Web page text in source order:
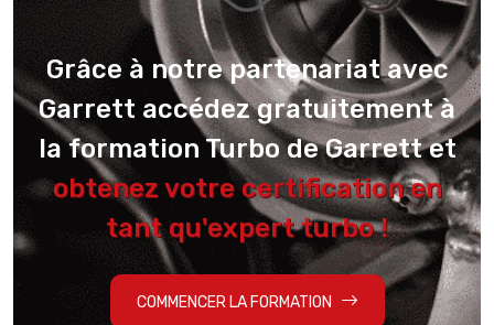
Grâce à notre partenariat avec
Garrett accédez gratuitement à
la formation Turbo de Garrett et
obtenez votre certification en
tant qu'expert turbo !
COMMENCER LA FORMATION